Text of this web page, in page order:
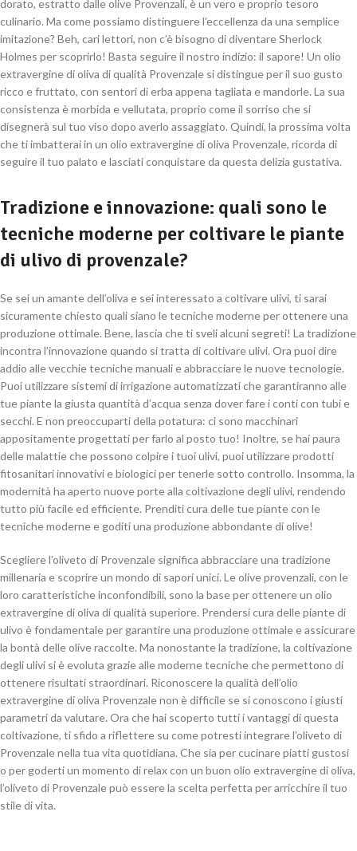
dorato, estratto dalle olive Provenzali, è un vero e proprio tesoro
culinario. Ma come possiamo distinguere l’eccellenza da una semplice
imitazione? Beh, cari lettori, non c’è bisogno di diventare Sherlock
Holmes per scoprirlo! Basta seguire il nostro indizio: il sapore! Un olio
extravergine di oliva di qualità Provenzale si distingue per il suo gusto
ricco e fruttato, con sentori di erba appena tagliata e mandorle. La sua
consistenza è morbida e vellutata, proprio come il sorriso che si
disegnerà sul tuo viso dopo averlo assaggiato. Quindi, la prossima volta
che ti imbatterai in un olio extravergine di oliva Provenzale, ricorda di
seguire il tuo palato e lasciati conquistare da questa delizia gustativa.
Tradizione e innovazione: quali sono le
tecniche moderne per coltivare le piante
di ulivo di provenzale?
Se sei un amante dell’oliva e sei interessato a coltivare ulivi, ti sarai
sicuramente chiesto quali siano le tecniche moderne per ottenere una
produzione ottimale. Bene, lascia che ti sveli alcuni segreti! La tradizione
incontra l’innovazione quando si tratta di coltivare ulivi. Ora puoi dire
addio alle vecchie tecniche manuali e abbracciare le nuove tecnologie.
Puoi utilizzare sistemi di irrigazione automatizzati che garantiranno alle
tue piante la giusta quantità d’acqua senza dover fare i conti con tubi e
secchi. E non preoccuparti della potatura: ci sono macchinari
appositamente progettati per farlo al posto tuo! Inoltre, se hai paura
delle malattie che possono colpire i tuoi ulivi, puoi utilizzare prodotti
fitosanitari innovativi e biologici per tenerle sotto controllo. Insomma, la
modernità ha aperto nuove porte alla coltivazione degli ulivi, rendendo
tutto più facile ed efficiente. Prenditi cura delle tue piante con le
tecniche moderne e goditi una produzione abbondante di olive!
Scegliere l’oliveto di Provenzale significa abbracciare una tradizione
millenaria e scoprire un mondo di sapori unici. Le olive provenzali, con le
loro caratteristiche inconfondibili, sono la base per ottenere un olio
extravergine di oliva di qualità superiore. Prendersi cura delle piante di
ulivo è fondamentale per garantire una produzione ottimale e assicurare
la bontà delle olive raccolte. Ma nonostante la tradizione, la coltivazione
degli ulivi si è evoluta grazie alle moderne tecniche che permettono di
ottenere risultati straordinari. Riconoscere la qualità dell’olio
extravergine di oliva Provenzale non è difficile se si conoscono i giusti
parametri da valutare. Ora che hai scoperto tutti i vantaggi di questa
coltivazione, ti sfido a riflettere su come potresti integrare l’oliveto di
Provenzale nella tua vita quotidiana. Che sia per cucinare piatti gustosi
o per goderti un momento di relax con un buon olio extravergine di oliva,
l’oliveto di Provenzale può essere la scelta perfetta per arricchire il tuo
stile di vita.